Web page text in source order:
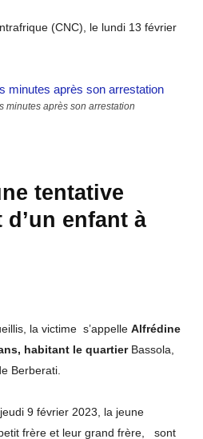
(CNC), le lundi 13 février
minutes après son arrestation
tentative
d’un enfant à
la victime s’appelle Alfrédine
habitant le quartier Bassola,
Berberati.
9 février 2023, la jeune
frère et leur grand frère, sont